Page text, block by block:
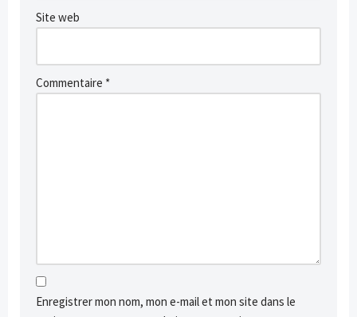
Site web
Commentaire *
Enregistrer mon nom, mon e-mail et mon site dans le